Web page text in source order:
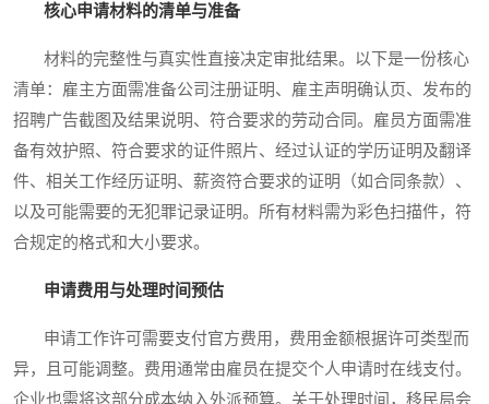
核心申请材料的清单与准备
材料的完整性与真实性直接决定审批结果。以下是一份核心
清单：雇主方面需准备公司注册证明、雇主声明确认页、发布的
招聘广告截图及结果说明、符合要求的劳动合同。雇员方面需准
备有效护照、符合要求的证件照片、经过认证的学历证明及翻译
件、相关工作经历证明、薪资符合要求的证明（如合同条款）、
以及可能需要的无犯罪记录证明。所有材料需为彩色扫描件，符
合规定的格式和大小要求。
申请费用与处理时间预估
申请工作许可需要支付官方费用，费用金额根据许可类型而
异，且可能调整。费用通常由雇员在提交个人申请时在线支付。
企业也需将这部分成本纳入外派预算。关于处理时间，移民局会